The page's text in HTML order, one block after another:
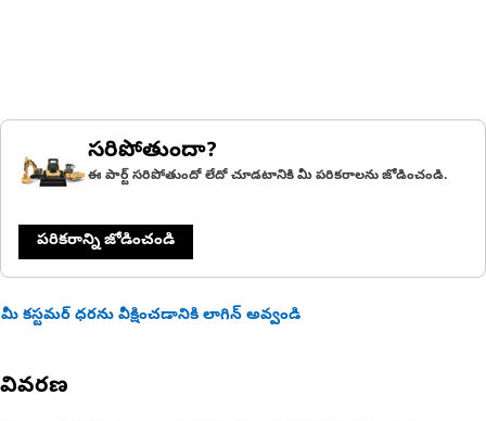
సరిపోతుందా?
ఈ పార్ట్ సరిపోతుందో లేదో చూడటానికి మీ పరికరాలను జోడించండి.
పరికరాన్ని జోడించండి
మీ కస్టమర్ ధరను వీక్షించడానికి లాగిన్ అవ్వండి
వివరణ